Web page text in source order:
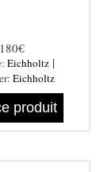
180€
Eichholtz |
Eichholtz
produit